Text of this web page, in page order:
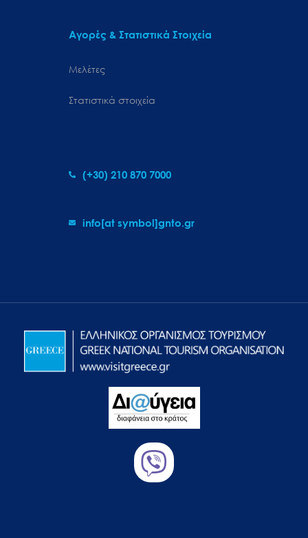
Αγορές & Στατιστικά Στοιχεία
Μελέτες
Στατιστικά στοιχεία
(+30) 210 870 7000
info[at symbol]gnto.gr